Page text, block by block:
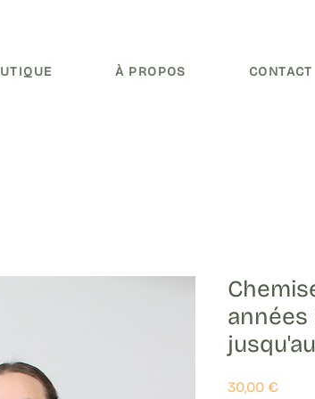
À PROPOS CONTACT
30,00 €